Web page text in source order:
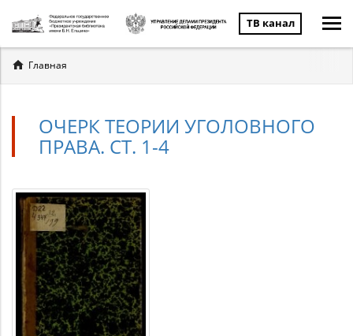
ТВ канал
Вы
здесь
Главная
ОЧЕРК ТЕОРИИ УГОЛОВНОГО
ПРАВА. СТ. 1-4